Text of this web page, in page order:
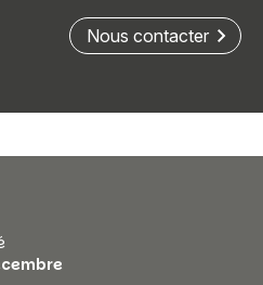
Nous contacter